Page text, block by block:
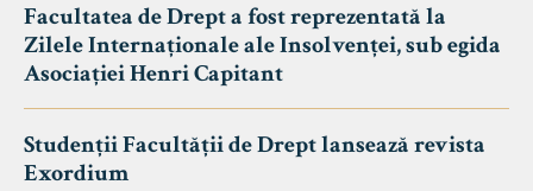
Facultatea de Drept a fost reprezentată la
Zilele Internaționale ale Insolvenței, sub egida
Asociației Henri Capitant
Studenții Facultății de Drept lansează revista
Exordium